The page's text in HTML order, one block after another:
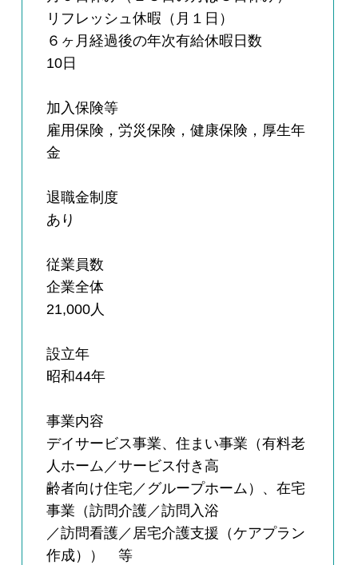
リフレッシュ休暇（月１日）
６ヶ月経過後の年次有給休暇日数
10日
加入保険等
雇用保険，労災保険，健康保険，厚生年
金
退職金制度
あり
従業員数
企業全体
21,000人
設立年
昭和44年
事業内容
デイサービス事業、住まい事業（有料老
人ホーム／サービス付き高
齢者向け住宅／グループホーム）、在宅
事業（訪問介護／訪問入浴
／訪問看護／居宅介護支援（ケアプラン
作成）） 等